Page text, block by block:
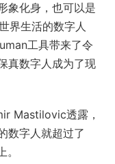
象化身，也可以是
界生活的数字人
工具带来了令
真数字人成为了现
Mastilovic透露，
数字人就超过了